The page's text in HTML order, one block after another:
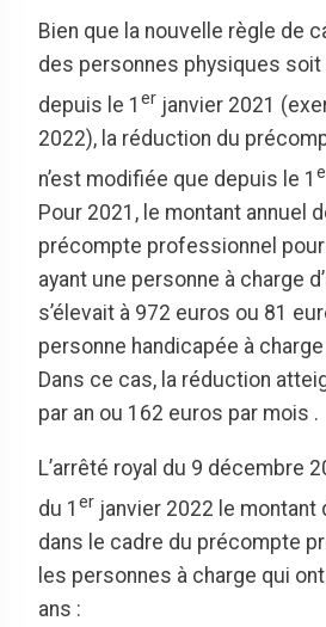
Bien que la nouvelle règle de
des personnes physiques soit
depuis le 1 er janvier 2021
2022), la réduction du
n’est modifiée que depuis le 1
Pour 2021, le montant annuel
précompte professionnel
ayant une personne à charge
s’élevait à 972 euros ou 81
personne handicapée à
Dans ce cas, la réduction
par an ou 162 euros par mois .
L’arrêté royal du 9 décembre
du 1 er janvier 2022 le
dans le cadre du précompte
les personnes à charge qui
ans :